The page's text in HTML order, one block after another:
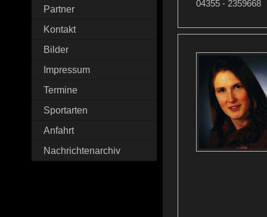
Partner
Kontakt
Bilder
Impressum
Termine
Sportarten
Anfahrt
Nachrichtenarchiv
04355 - 2359668